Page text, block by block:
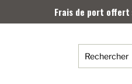
Frais de port offert
Rechercher